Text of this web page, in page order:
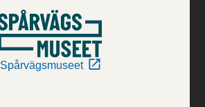
Spårvägsmuseet